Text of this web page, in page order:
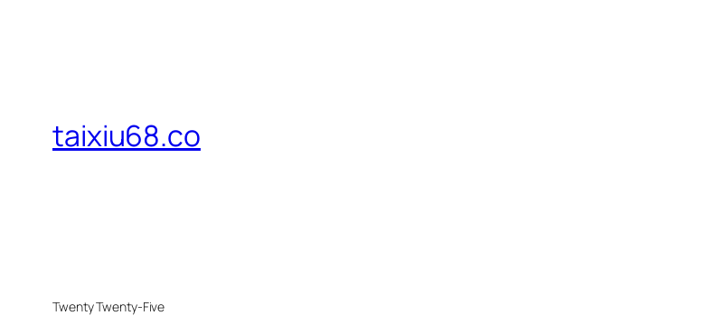
taixiu68.co
Twenty Twenty-Five